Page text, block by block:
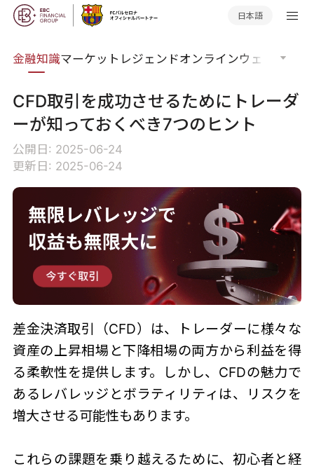
日本語
金融知識マーケットレジェンドオンラインウェビナー
CFD取引を成功させるためにトレーダ
ーが知っておくべき7つのヒント
公開日: 2025-06-24
更新日: 2025-06-24
差金決済取引（CFD）は、トレーダーに様々な
資産の上昇相場と下降相場の両方から利益を得
る柔軟性を提供します。しかし、CFDの魅力で
あるレバレッジとボラティリティは、リスクを
増大させる可能性もあります。
これらの課題を乗り越えるために、初心者と経